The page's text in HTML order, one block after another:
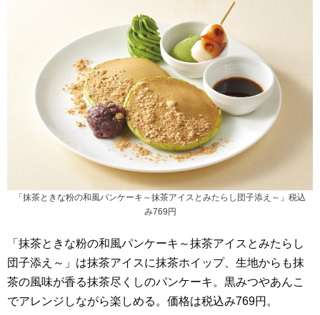
「抹茶ときな粉の和風パンケーキ～抹茶アイスとみたらし団子添え～」税込
み769円
「抹茶ときな粉の和風パンケーキ～抹茶アイスとみたらし
団子添え～」は抹茶アイスに抹茶ホイップ、生地からも抹
茶の風味が香る抹茶尽くしのパンケーキ。黒みつやあんこ
でアレンジしながら楽しめる。価格は税込み769円。